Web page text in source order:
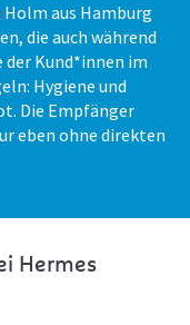
aus Hamburg
die auch während
Kund*innen im
Hygiene und
Die Empfänger
eben ohne direkten
Hermes